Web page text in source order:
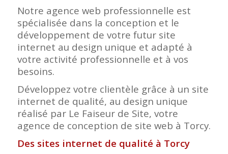
Notre agence web professionnelle est
spécialisée dans la conception et le
développement de votre futur site
internet au design unique et adapté à
votre activité professionnelle et à vos
besoins.
Développez votre clientèle grâce à un site
internet de qualité, au design unique
réalisé par Le Faiseur de Site, votre
agence de conception de site web à Torcy.
Des sites internet de qualité à Torcy